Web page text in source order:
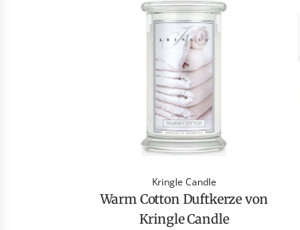
Kringle Candle
Warm Cotton Duftkerze von
Kringle Candle